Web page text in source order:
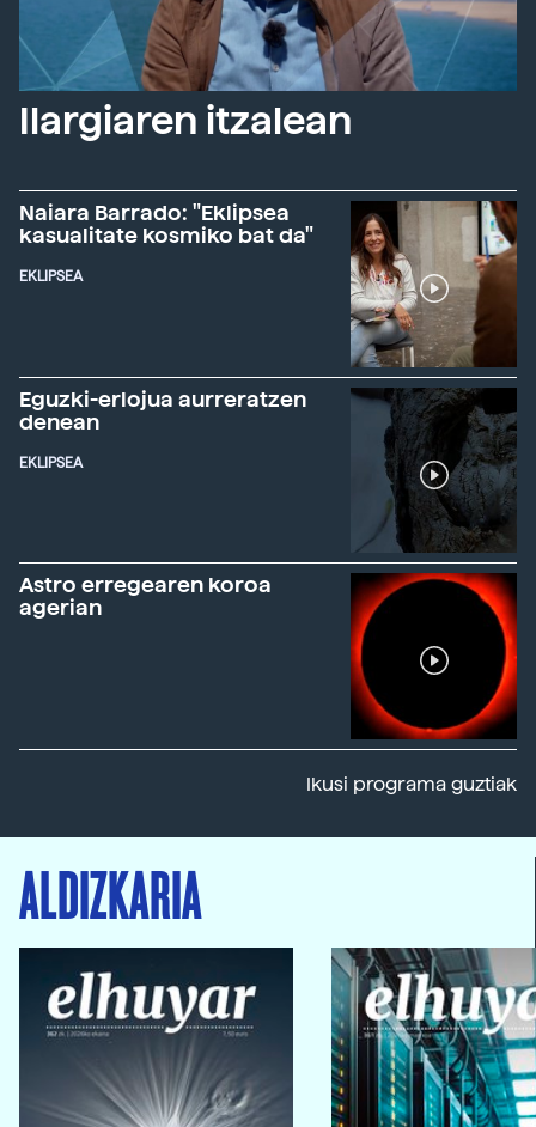
Ilargiaren itzalean
Naiara Barrado: "Eklipsea
kasualitate kosmiko bat da"
EKLIPSEA
Eguzki-erlojua aurreratzen
denean
EKLIPSEA
Astro erregearen koroa
agerian
Ikusi programa guztiak
ALDIZKARIA